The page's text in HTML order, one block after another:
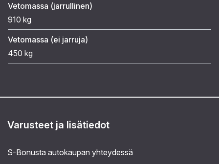
Vetomassa (jarrullinen)
910 kg
Vetomassa (ei jarruja)
450 kg
Varusteet ja lisätiedot
S-Bonusta autokaupan yhteydessä